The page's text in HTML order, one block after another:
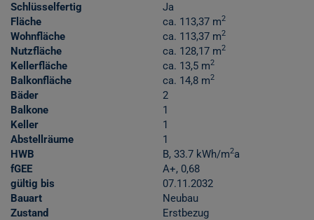
Schlüsselfertig
Ja
Fläche
ca. 113,37 m2
Wohnfläche ca. 113,37 m2
Nutzfläche ca. 128,17 m2
Kellerfläche ca. 13,5 m2
Balkonfläche ca. 14,8 m2
Bäder
2
Balkone
1
Keller
1
Abstellräume
1
HWB
B, 33.7 kWh/m2a
fGEE
A+, 0,68
gültig bis
07.11.2032
Bauart
Neubau
Zustand
Erstbezug